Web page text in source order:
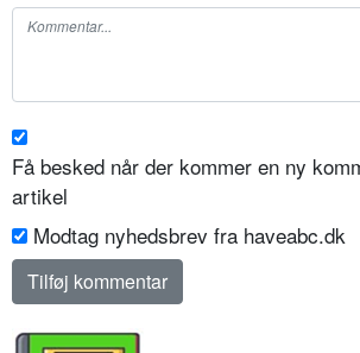
Få besked når der kommer en ny
artikel
Modtag nyhedsbrev fra haveabc.dk